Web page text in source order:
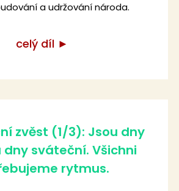
a udržování národa.
celý díl ►
zvěst (1/3): Jsou dny
sváteční. Všichni
rytmus.